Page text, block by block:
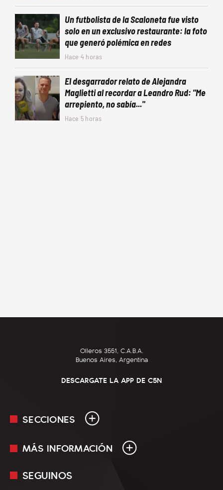
Un futbolista de la Scaloneta fue visto
solo en un exclusivo restaurante: la foto
que generó polémica en redes
Hace 4 horas
El desgarrador relato de Alejandra
Maglietti al recordar a Leandro Rud: "Me
arrepiento, no sabía..."
Hace 5 horas
Olleros 3551, C.A.B.A.
Buenos Aires, Argentina
DESCARGATE LA APP DE C5N
SECCIONES
En Vivo
MÁS INFORMACIÓN
Mediakit
SEGUINOS